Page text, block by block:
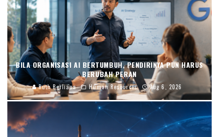
BILA ORGANISASI AI BERTUMBUH, PENDIRINYA PUN HARUS
BERUBAH PERAN
Ruth Berliana Human Resources Aug 6, 2026